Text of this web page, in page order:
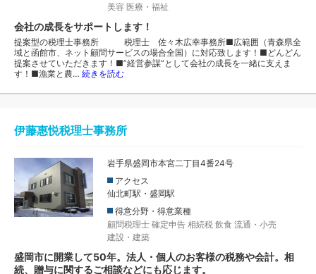
美容 医療・福祉
会社の成長をサポートします！
提案型の税理士事務所 税理士 佐々木広幸事務所■広範囲（青森県全
域と函館市、ネット顧問サービスの場合全国）に対応致します！■どんどん
提案させていただきます！■”経営参謀”として会社の成長を一緒に支えま
す！■漁業と農… 続きを読む
伊藤惠悦税理士事務所
岩手県盛岡市本宮二丁目4番24号
アクセス
仙北町駅・盛岡駅
得意分野・得意業種
顧問税理士 確定申告 相続税 飲食 流通・小売
建設・建築
盛岡市に開業して50年。法人・個人のお客様の税務や会計。相
続、贈与に関するご相談などにも応じます。